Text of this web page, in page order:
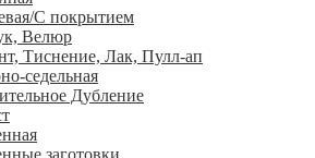
С покрытием
Велюр
Тиснение, Лак, Пулл-ап
седельная
Дубление
заготовки